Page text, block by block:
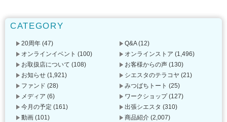
CATEGORY
20周年 (47) Q&A(12)
オンラインイベント (100) オンラインストア (1,496)
お取扱店について (108) お客様からの声 (130)
お知らせ (1,921) シエスタのテラコヤ (21)
ファンド (28) みつばちトート (25)
メディア (6) ワークショップ(127)
今月の予定 (161) 出張シエスタ (310)
動画 (101) 商品紹介 (2,007)